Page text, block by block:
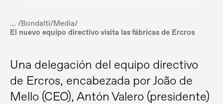
... /Bondalti/Media/
El nuevo equipo directivo visita las fábricas de Ercros
Una delegación del equipo directivo
de Ercros, encabezada por João de
Mello (CEO), Antón Valero (presidente)